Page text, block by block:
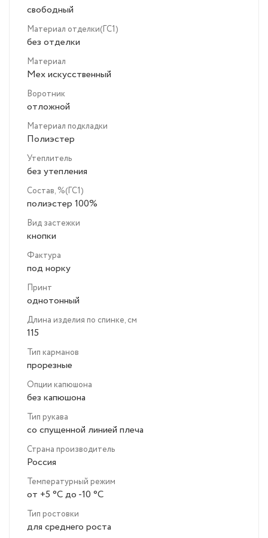
свободный
Материал отделки(ГС1)
без отделки
Материал
Мех искусственный
Воротник
отложной
Материал подкладки
Полиэстер
Утеплитель
без утепления
Состав, %(ГС1)
полиэстер 100%
Вид застежки
кнопки
Фактура
под норку
Принт
однотонный
Длина изделия по спинке, см
115
Тип карманов
прорезные
Опции капюшона
без капюшона
Тип рукава
со спущенной линией плеча
Страна производитель
Россия
Температурный режим
от +5 °C до -10 °C
Тип ростовки
для среднего роста